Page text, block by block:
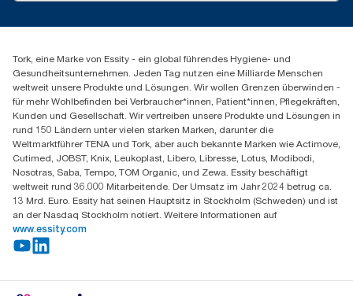
Produktreklamation
Spenderreklamation
+49 (0)621/778 4700
Essity Professional Hygiene Germany GmbH
Sandhofer Straße 176
68305 Mannheim
Mo-Do 8:00-16:30 Uhr | Fr 8:00-15:00
Tork, eine Marke von Essity - ein global führendes Hygiene- und
Gesundheitsunternehmen. Jeden Tag nutzen eine Milliarde Menschen
weltweit unsere Produkte und Lösungen. Wir wollen Grenzen überwinden -
für mehr Wohlbefinden bei Verbraucher*innen, Patient*innen, Pflegekräften,
Kunden und Gesellschaft. Wir vertreiben unsere Produkte und Lösungen in
rund 150 Ländern unter vielen starken Marken, darunter die
Weltmarktführer TENA und Tork, aber auch bekannte Marken wie Actimove,
Cutimed, JOBST, Knix, Leukoplast, Libero, Libresse, Lotus, Modibodi,
Nosotras, Saba, Tempo, TOM Organic, und Zewa. Essity beschäftigt
weltweit rund 36.000 Mitarbeitende. Der Umsatz im Jahr 2024 betrug ca.
13 Mrd. Euro. Essity hat seinen Hauptsitz in Stockholm (Schweden) und ist
an der Nasdaq Stockholm notiert. Weitere Informationen auf
www.essity.com